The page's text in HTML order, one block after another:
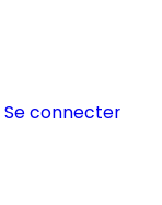
Se connecter